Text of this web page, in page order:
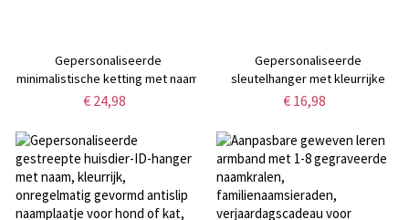
Gepersonaliseerde
minimalistische ketting met naam
en geboortesteen, sterling zilver
huwelijks-/jubileum-/kerstcadeau
voor haar/vrouw/vrienden
€ 24,98
Gepersonaliseerde
sleutelhanger met kleurrijke
wollen bol en haaknaald, acryl
verjaardags-/Moederdagcadeau
voor mama/oma/breiliefhebbers
€ 16,98